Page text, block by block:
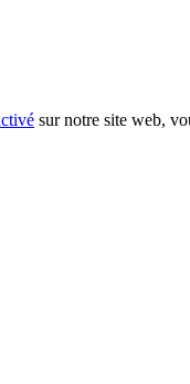
sur notre site web,